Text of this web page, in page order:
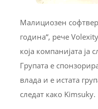
Малициозен
година“, рече
која компанијата ја
Групата е
влада и е истата
следат како Kimsuky.